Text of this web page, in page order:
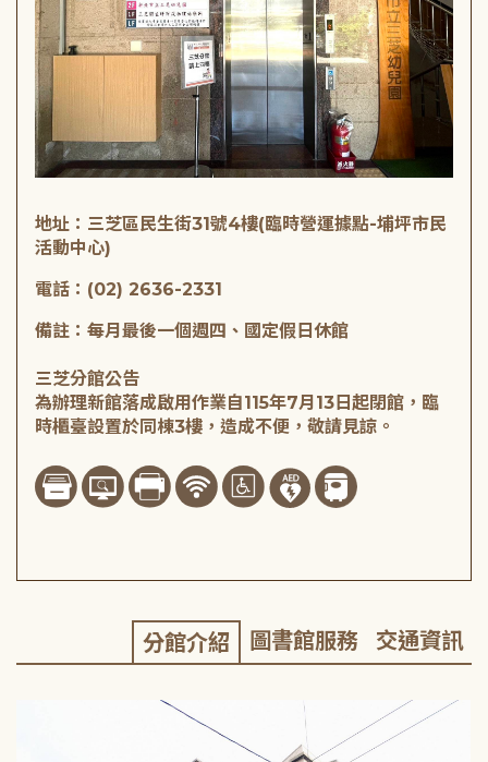
地址：三芝區民生街31號4樓(臨時營運據點-埔坪市民
活動中心)
電話：(02) 2636-2331
備註：每月最後一個週四、國定假日休館
三芝分館公告
為辦理新館落成啟用作業自115年7月13日起閉館，臨
時櫃臺設置於同棟3樓，造成不便，敬請見諒。
分館介紹 圖書館服務 交通資訊